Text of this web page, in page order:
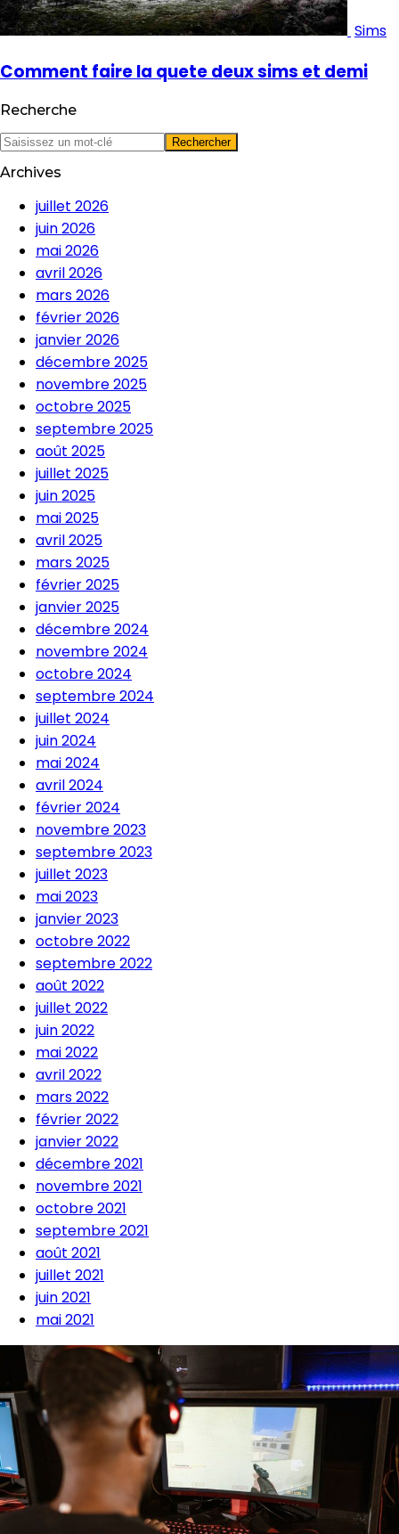
Sims
Comment faire la quete deux sims et demi
Recherche
Archives
juillet 2026
juin 2026
mai 2026
avril 2026
mars 2026
février 2026
janvier 2026
décembre 2025
novembre 2025
octobre 2025
septembre 2025
août 2025
juillet 2025
juin 2025
mai 2025
avril 2025
mars 2025
février 2025
janvier 2025
décembre 2024
novembre 2024
octobre 2024
septembre 2024
juillet 2024
juin 2024
mai 2024
avril 2024
février 2024
novembre 2023
septembre 2023
juillet 2023
mai 2023
janvier 2023
octobre 2022
septembre 2022
août 2022
juillet 2022
juin 2022
mai 2022
avril 2022
mars 2022
février 2022
janvier 2022
décembre 2021
novembre 2021
octobre 2021
septembre 2021
août 2021
juillet 2021
juin 2021
mai 2021